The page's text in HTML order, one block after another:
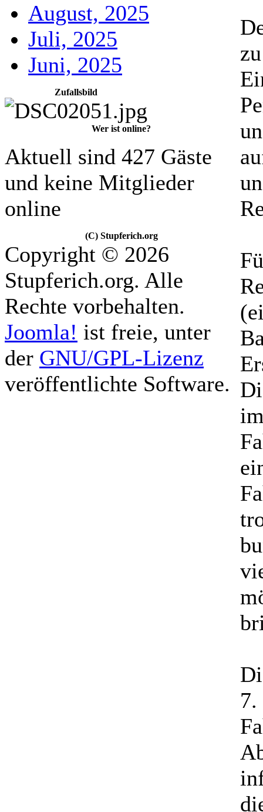
August, 2025
Juli, 2025
Juni, 2025
Zufallsbild
Wer ist online?
Aktuell sind 427 Gäste
und keine Mitglieder
online
(C) Stupferich.org
Copyright © 2026
Stupferich.org. Alle
Rechte vorbehalten.
Joomla! ist freie, unter
der GNU/GPL-Lizenz
veröffentlichte Software.
7.